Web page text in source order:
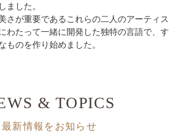
円
新着
ました。
さが重要であるこれらの二人のアーティス
わたって一緒に開発した独特の言語で、す
ものを作り始めました。
& TOPICS
最新情報をお知らせ